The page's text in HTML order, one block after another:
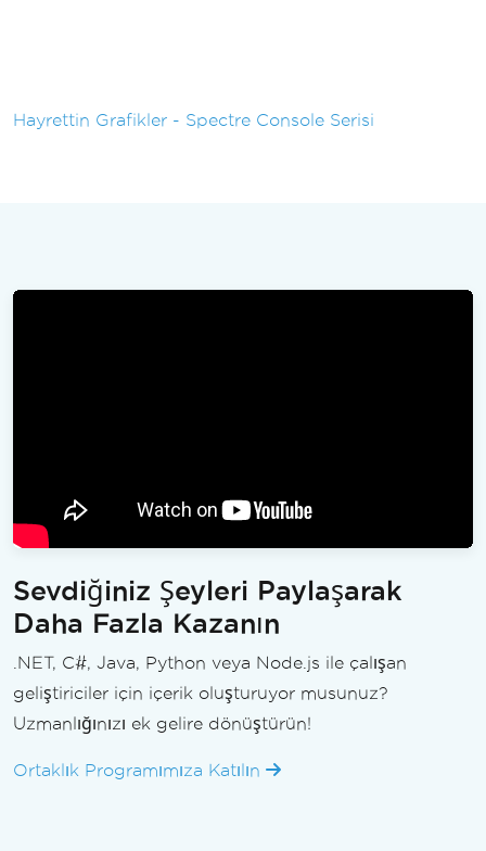
Hayrettin Grafikler - Spectre Console Serisi
Sevdiğiniz Şeyleri Paylaşarak
Daha Fazla Kazanın
.NET, C#, Java, Python veya Node.js ile çalışan
geliştiriciler için içerik oluşturuyor musunuz?
Uzmanlığınızı ek gelire dönüştürün!
Ortaklık Programımıza Katılın